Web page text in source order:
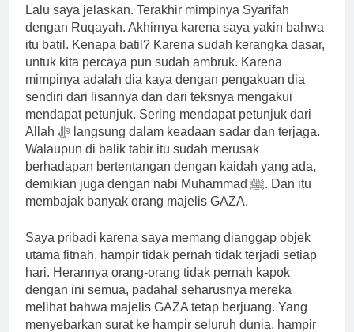
Lalu saya jelaskan. Terakhir mimpinya Syarifah
dengan Ruqayah. Akhirnya karena saya yakin bahwa
itu batil. Kenapa batil? Karena sudah kerangka dasar,
untuk kita percaya pun sudah ambruk. Karena
mimpinya adalah dia kaya dengan pengakuan dia
sendiri dari lisannya dan dari teksnya mengakui
mendapat petunjuk. Sering mendapat petunjuk dari
Allah ﷻ langsung dalam keadaan sadar dan terjaga.
Walaupun di balik tabir itu sudah merusak
berhadapan bertentangan dengan kaidah yang ada,
demikian juga dengan nabi Muhammad ﷺ. Dan itu
membajak banyak orang majelis GAZA.
Saya pribadi karena saya memang dianggap objek
utama fitnah, hampir tidak pernah tidak terjadi setiap
hari. Herannya orang-orang tidak pernah kapok
dengan ini semua, padahal seharusnya mereka
melihat bahwa majelis GAZA tetap berjuang. Yang
menyebarkan surat ke hampir seluruh dunia, hampir